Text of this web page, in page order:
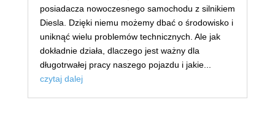
posiadacza nowoczesnego samochodu z silnikiem
Diesla. Dzięki niemu możemy dbać o środowisko i
uniknąć wielu problemów technicznych. Ale jak
dokładnie działa, dlaczego jest ważny dla
długotrwałej pracy naszego pojazdu i jakie...
czytaj dalej